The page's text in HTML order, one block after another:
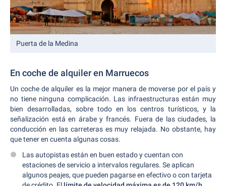
Puerta de la Medina
En coche de alquiler en Marruecos
Un coche de alquiler es la mejor manera de moverse por el país y
no tiene ninguna complicación. Las infraestructuras están muy
bien desarrolladas, sobre todo en los centros turísticos, y la
señalización está en árabe y francés. Fuera de las ciudades, la
conducción en las carreteras es muy relajada. No obstante, hay
que tener en cuenta algunas cosas.
Las autopistas están en buen estado y cuentan con
estaciones de servicio a intervalos regulares. Se aplican
algunos peajes, que pueden pagarse en efectivo o con tarjeta